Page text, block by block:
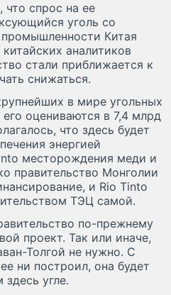
что спрос на ее
уголь со
Китая
аналитиков
стали приближается к
снижаться.
в мире угольных
оцениваются в 7,4 млрд
что здесь будет
энергией
месторождения меди и
правительство Монголии
и Rio Tinto
ТЭЦ самой.
по-прежнему
проект. Так или иначе,
Толгой не нужно. С
ни построил, она будет
угле.